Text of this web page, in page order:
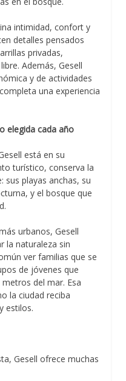
intimidad, confort y
detalles pensados
privadas,
Además, Gesell
y de actividades
una experiencia
elegida cada año
está en su
turístico, conserva la
sus playas anchas, su
y el bosque que
urbanos, Gesell
la naturaleza sin
ver familias que se
de jóvenes que
del mar. Esa
la ciudad reciba
estilos.
Gesell ofrece muchas